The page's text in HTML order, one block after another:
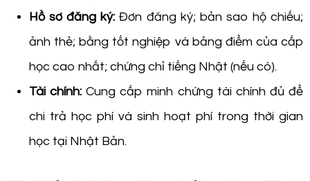
Hồ sơ đăng ký: Đơn đăng ký; bản sao hộ chiếu;
ảnh thẻ; bằng tốt nghiệp và bảng điểm của cấp
học cao nhất; chứng chỉ tiếng Nhật (nếu có).
Tài chính: Cung cấp minh chứng tài chính đủ để
chi trả học phí và sinh hoạt phí trong thời gian
học tại Nhật Bản.